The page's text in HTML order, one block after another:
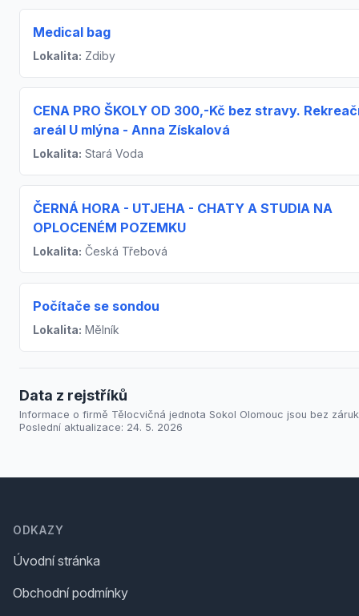
Medical bag
Lokalita: Zdiby
CENA PRO ŠKOLY OD 300,-Kč bez stravy.
areál U mlýna - Anna Získalová
Lokalita: Stará Voda
ČERNÁ HORA - UTJEHA - CHATY A STUDIA NA
OPLOCENÉM POZEMKU
Lokalita: Česká Třebová
Počítače se sondou
Lokalita: Mělník
Data z rejstříků
Informace o firmě Tělocvičná jednota Sokol Olomouc jsou bez
Poslední aktualizace: 24. 5. 2026
ODKAZY
Úvodní stránka
Obchodní podmínky